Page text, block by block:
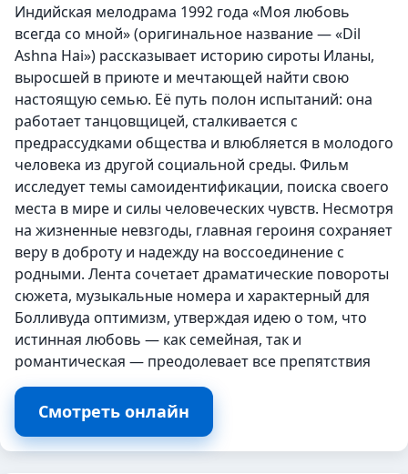
Индийская мелодрама 1992 года «Моя любовь
всегда со мной» (оригинальное название — «Dil
Ashna Hai») рассказывает историю сироты Иланы,
выросшей в приюте и мечтающей найти свою
настоящую семью. Её путь полон испытаний: она
работает танцовщицей, сталкивается с
предрассудками общества и влюбляется в молодого
человека из другой социальной среды. Фильм
исследует темы самоидентификации, поиска своего
места в мире и силы человеческих чувств. Несмотря
на жизненные невзгоды, главная героиня сохраняет
веру в доброту и надежду на воссоединение с
родными. Лента сочетает драматические повороты
сюжета, музыкальные номера и характерный для
Болливуда оптимизм, утверждая идею о том, что
истинная любовь — как семейная, так и
романтическая — преодолевает все препятствия
Смотреть онлайн